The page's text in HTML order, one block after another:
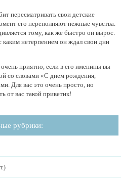
пересматривать свои детские
его переполняют нежные чувства.
тому, как же быстро он вырос.
каким нетерпением он ждал свои дни
приятно, если в его именины вы
со словами «С днем рождения,
Для вас это очень просто, но
от вас такой приветик!
рубрики: